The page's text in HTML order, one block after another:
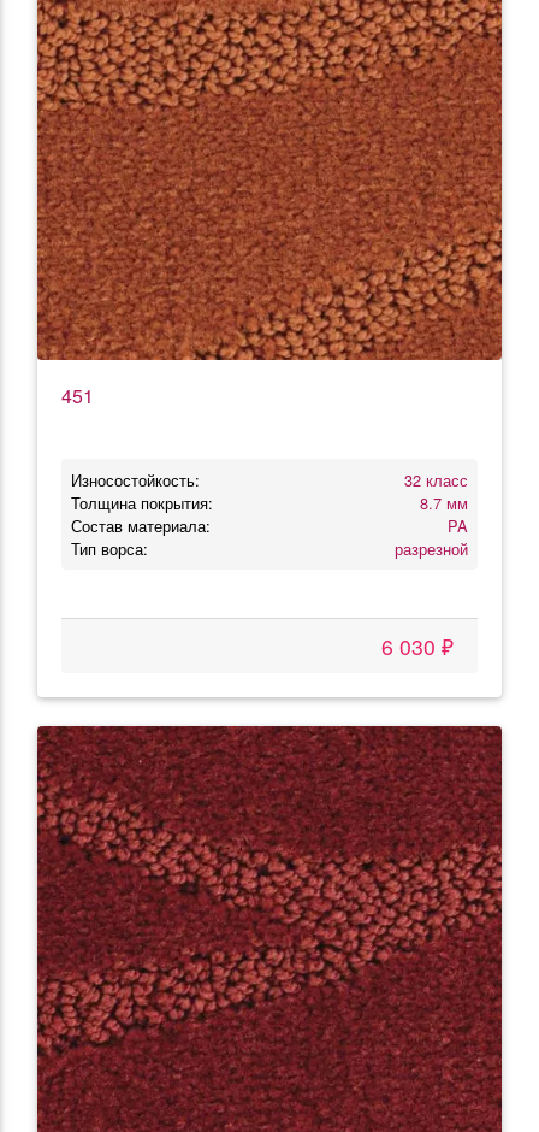
451
Износостойкость:
32 класс
Толщина покрытия:
8.7 мм
Состав материала:
PA
Тип ворса:
разрезной
6 030 ₽